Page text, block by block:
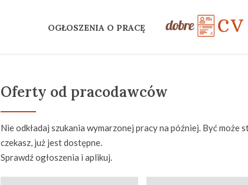
OGŁOSZENIA O PRACĘ
Oferty od pracodawców
Nie odkładaj szukania wymarzonej pracy na później. Być może
czekasz, już jest dostępne.
Sprawdź ogłoszenia i aplikuj.